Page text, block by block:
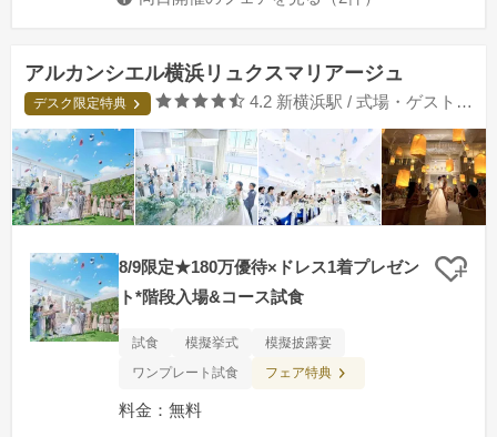
アルカンシエル横浜リュクスマリアージュ
デスク限定特典 口コミ評価
4.2 新横浜駅 / 式場・ゲストハウス
8/9限定★180万優待×ドレス1着プレゼン
ト*階段入場&コース試食
クリ
試食 模擬挙式
模擬披露宴
ワンプレート試食
フェア特典
料金：無料